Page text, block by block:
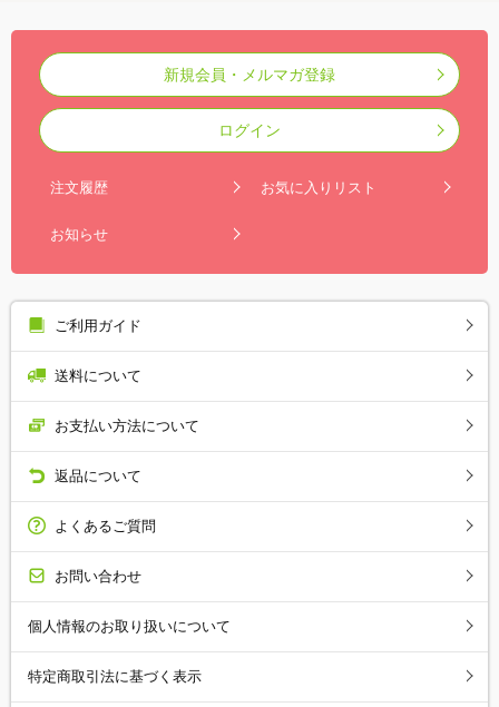
新規会員・メルマガ登録
ログイン
注文履歴 お気に入りリスト
お知らせ
ご利用ガイド
送料について
お支払い方法について
返品について
よくあるご質問
お問い合わせ
個人情報のお取り扱いについて
特定商取引法に基づく表示